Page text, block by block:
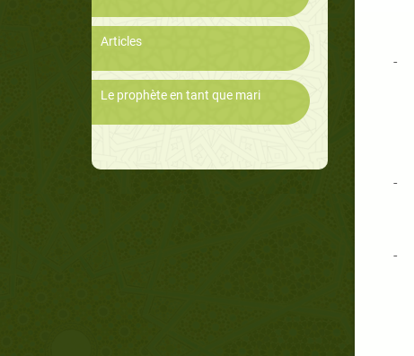
Articles
Le prophète en tant que mari
-
-
-